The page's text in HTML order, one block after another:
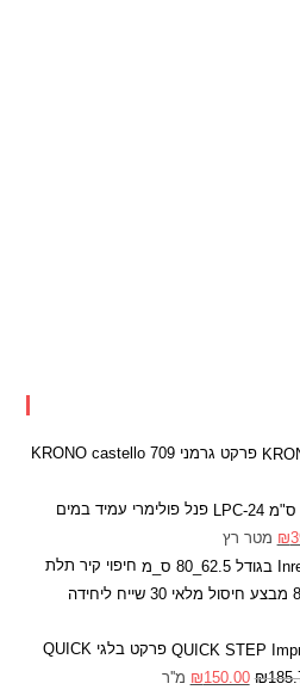
פרקט גרמני KRONO castello 709
פנל פולימרי עמיד במים
₪ מטר רץ
חיפוי קיר תלת
פרקט בלגי QUICK
₪
₪150.00 מ''ר